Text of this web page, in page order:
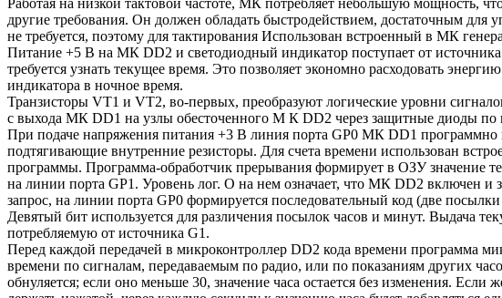
другие требования. Он должен обладать быстродействием, достаточным
не требуется, поэтому для тактирования Использован встроенный в МК
Питание +5 В на МК DD2 и светодиодный индикатор поступает от источника
требуется узнать текущее время. Это позволяет экономно расходовать
индикатора в ночное время.
Транзисторы VT1 и VT2, во-первых, преобразуют логические уровни
с выхода МК DD1 на узлы обесточенного М К DD2 через защитные диоды по
При подаче напряжения питания +3 В линия порта GP0 МК DD1
подтягивающие внутренние резисторы. Для счета времени использован
программы. Программа-обработчик прерывания формирует в ОЗУ значение
на линии порта GP1. Уровень лог. О на нем означает, что МК DD2 включен
запрос, на линии порта GP0 формируется последовательный код (две
Девятый бит используется для различения посылок часов и минут. Выдача
потребляемую от источника G1.
Перед каждой передачей в микроконтроллер DD2 кода времени программа
времени по сигналам, передаваемым по радио, или по показаниям других
обнуляется; если оно меньше 30, значение часа остается без изменения.